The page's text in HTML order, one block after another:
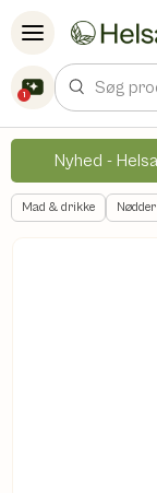
Spring til indhold
1
Søg
Nyhed -
Mad & drikke Nødder